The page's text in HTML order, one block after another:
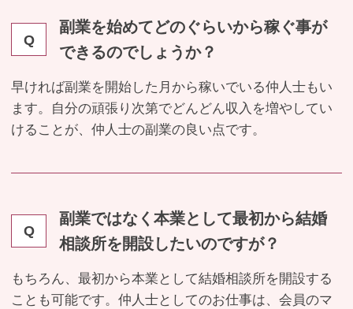
Q
副業を始めてどのぐらいから稼ぐ事が
できるのでしょうか？
早ければ副業を開始した月から稼いでいる仲人士もい
ます。自分の頑張り次第でどんどん収入を増やしてい
けることが、仲人士の副業の良い点です。
Q
副業ではなく本業として最初から結婚
相談所を開設したいのですが？
もちろん、最初から本業として結婚相談所を開設する
ことも可能です。仲人士としてのお仕事は、会員のマ